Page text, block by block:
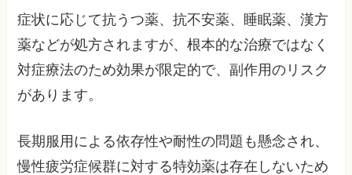
症状に応じて抗うつ薬、抗不安薬、睡眠薬、漢方
薬などが処方されますが、根本的な治療ではなく
対症療法のため効果が限定的で、副作用のリスク
があります。
長期服用による依存性や耐性の問題も懸念され、
慢性疲労症候群に対する特効薬は存在しないため